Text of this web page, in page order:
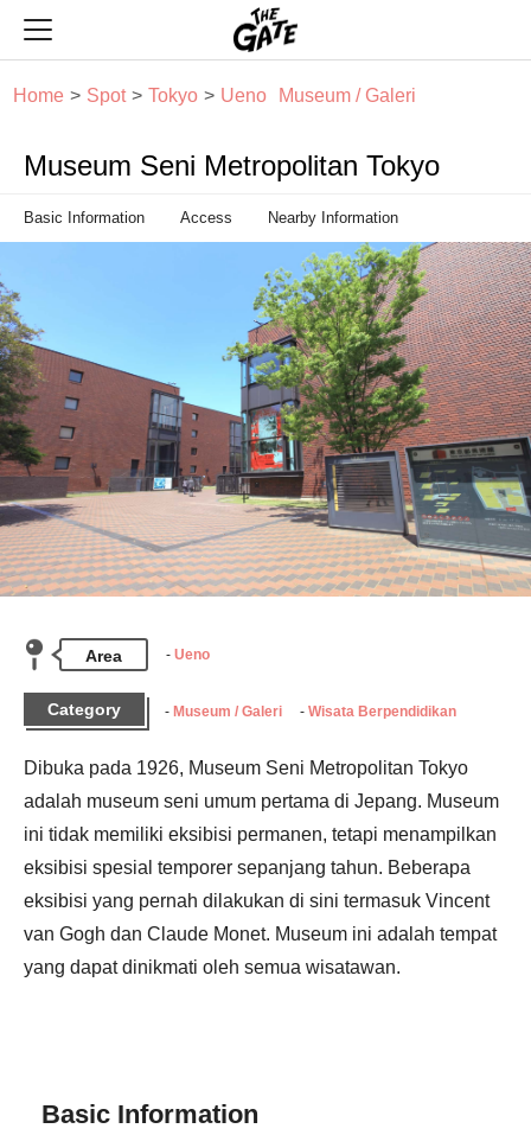
Home Spot Tokyo Ueno Museum / Galeri
Museum Seni Metropolitan Tokyo
Basic Information Access Nearby Information
Area Ueno
Category Museum / Galeri Wisata Berpendidikan
Dibuka pada 1926, Museum Seni Metropolitan Tokyo
adalah museum seni umum pertama di Jepang. Museum
ini tidak memiliki eksibisi permanen, tetapi menampilkan
eksibisi spesial temporer sepanjang tahun. Beberapa
eksibisi yang pernah dilakukan di sini termasuk Vincent
van Gogh dan Claude Monet. Museum ini adalah tempat
yang dapat dinikmati oleh semua wisatawan.
Basic Information